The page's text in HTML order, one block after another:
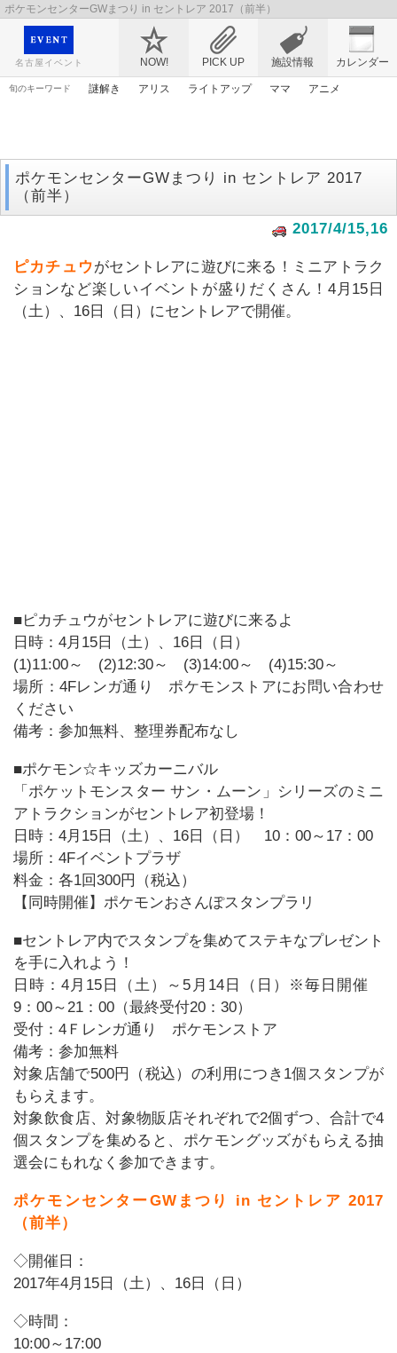
ポケモンセンターGWまつり in セントレア 2017（前半）
映画や音楽コンサート、レジャーやアート、テレビ、ショップ、出会い、転職まで名古
屋のイベント情報を幅広く掲載
名古屋イベント NOW! PICK UP カレンダー
施設情報
旬のキーワード 謎解き アリス ライトアップ ママ
アニメ
ポケモンセンターGWまつり in セントレア 2017
（前半）
2017/4/15,16
ピカチュウがセントレアに遊びに来る！ミニアトラク
ションなど楽しいイベントが盛りだくさん！4月15日
（土）、16日（日）にセントレアで開催。
■ピカチュウがセントレアに遊びに来るよ
日時：4月15日（土）、16日（日）
(1)11:00～ (2)12:30～ (3)14:00～ (4)15:30～
場所：4Fレンガ通り ポケモンストアにお問い合わせ
ください
備考：参加無料、整理券配布なし
■ポケモン☆キッズカーニバル
「ポケットモンスター サン・ムーン」シリーズのミニ
アトラクションがセントレア初登場！
日時：4月15日（土）、16日（日） 10：00～17：00
場所：4Fイベントプラザ
料金：各1回300円（税込）
【同時開催】ポケモンおさんぽスタンプラリ
■セントレア内でスタンプを集めてステキなプレゼント
を手に入れよう！
日時：4月15日（土）～5月14日（日）※毎日開催
9：00～21：00（最終受付20：30）
受付：4Ｆレンガ通り ポケモンストア
備考：参加無料
対象店舗で500円（税込）の利用につき1個スタンプが
もらえます。
対象飲食店、対象物販店それぞれで2個ずつ、合計で4
個スタンプを集めると、ポケモングッズがもらえる抽
選会にもれなく参加できます。
ポケモンセンターGWまつり in セントレア 2017
（前半）
◇開催日：
2017年4月15日（土）、16日（日）
◇時間：
10:00～17:00